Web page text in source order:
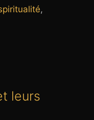
,
leurs